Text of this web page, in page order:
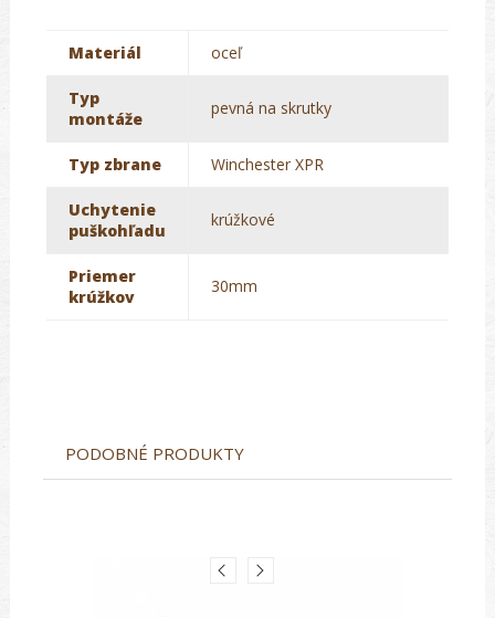
Materiál oceľ
Typ
montáže
pevná na skrutky
Typ zbrane Winchester XPR
Uchytenie
puškohľadu
krúžkové
Priemer
krúžkov
30mm
PODOBNÉ PRODUKTY